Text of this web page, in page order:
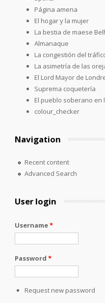
Página amena
El hogar y la mujer
La bestia de maese
Almanaque
La congestión del
La asimetría de las
El Lord Mayor de
Suprema coquetería
El pueblo soberano en
colour_checker
Navigation
Recent content
Advanced Search
User login
Username*
Password *
Request new password